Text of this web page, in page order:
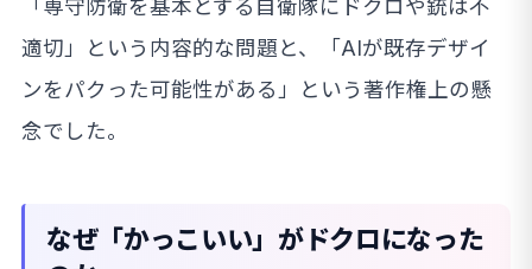
「専守防衛を基本とする自衛隊にドクロや銃は不
適切」という内容的な問題と、「AIが既存デザイ
ンをパクった可能性がある」という著作権上の懸
念でした。
なぜ「かっこいい」がドクロになった